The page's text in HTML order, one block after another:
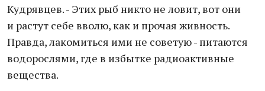
Кудрявцев. - Этих рыб никто не ловит, вот они
и растут себе вволю, как и прочая живность.
Правда, лакомиться ими не советую - питаются
водорослями, где в избытке радиоактивные
вещества.